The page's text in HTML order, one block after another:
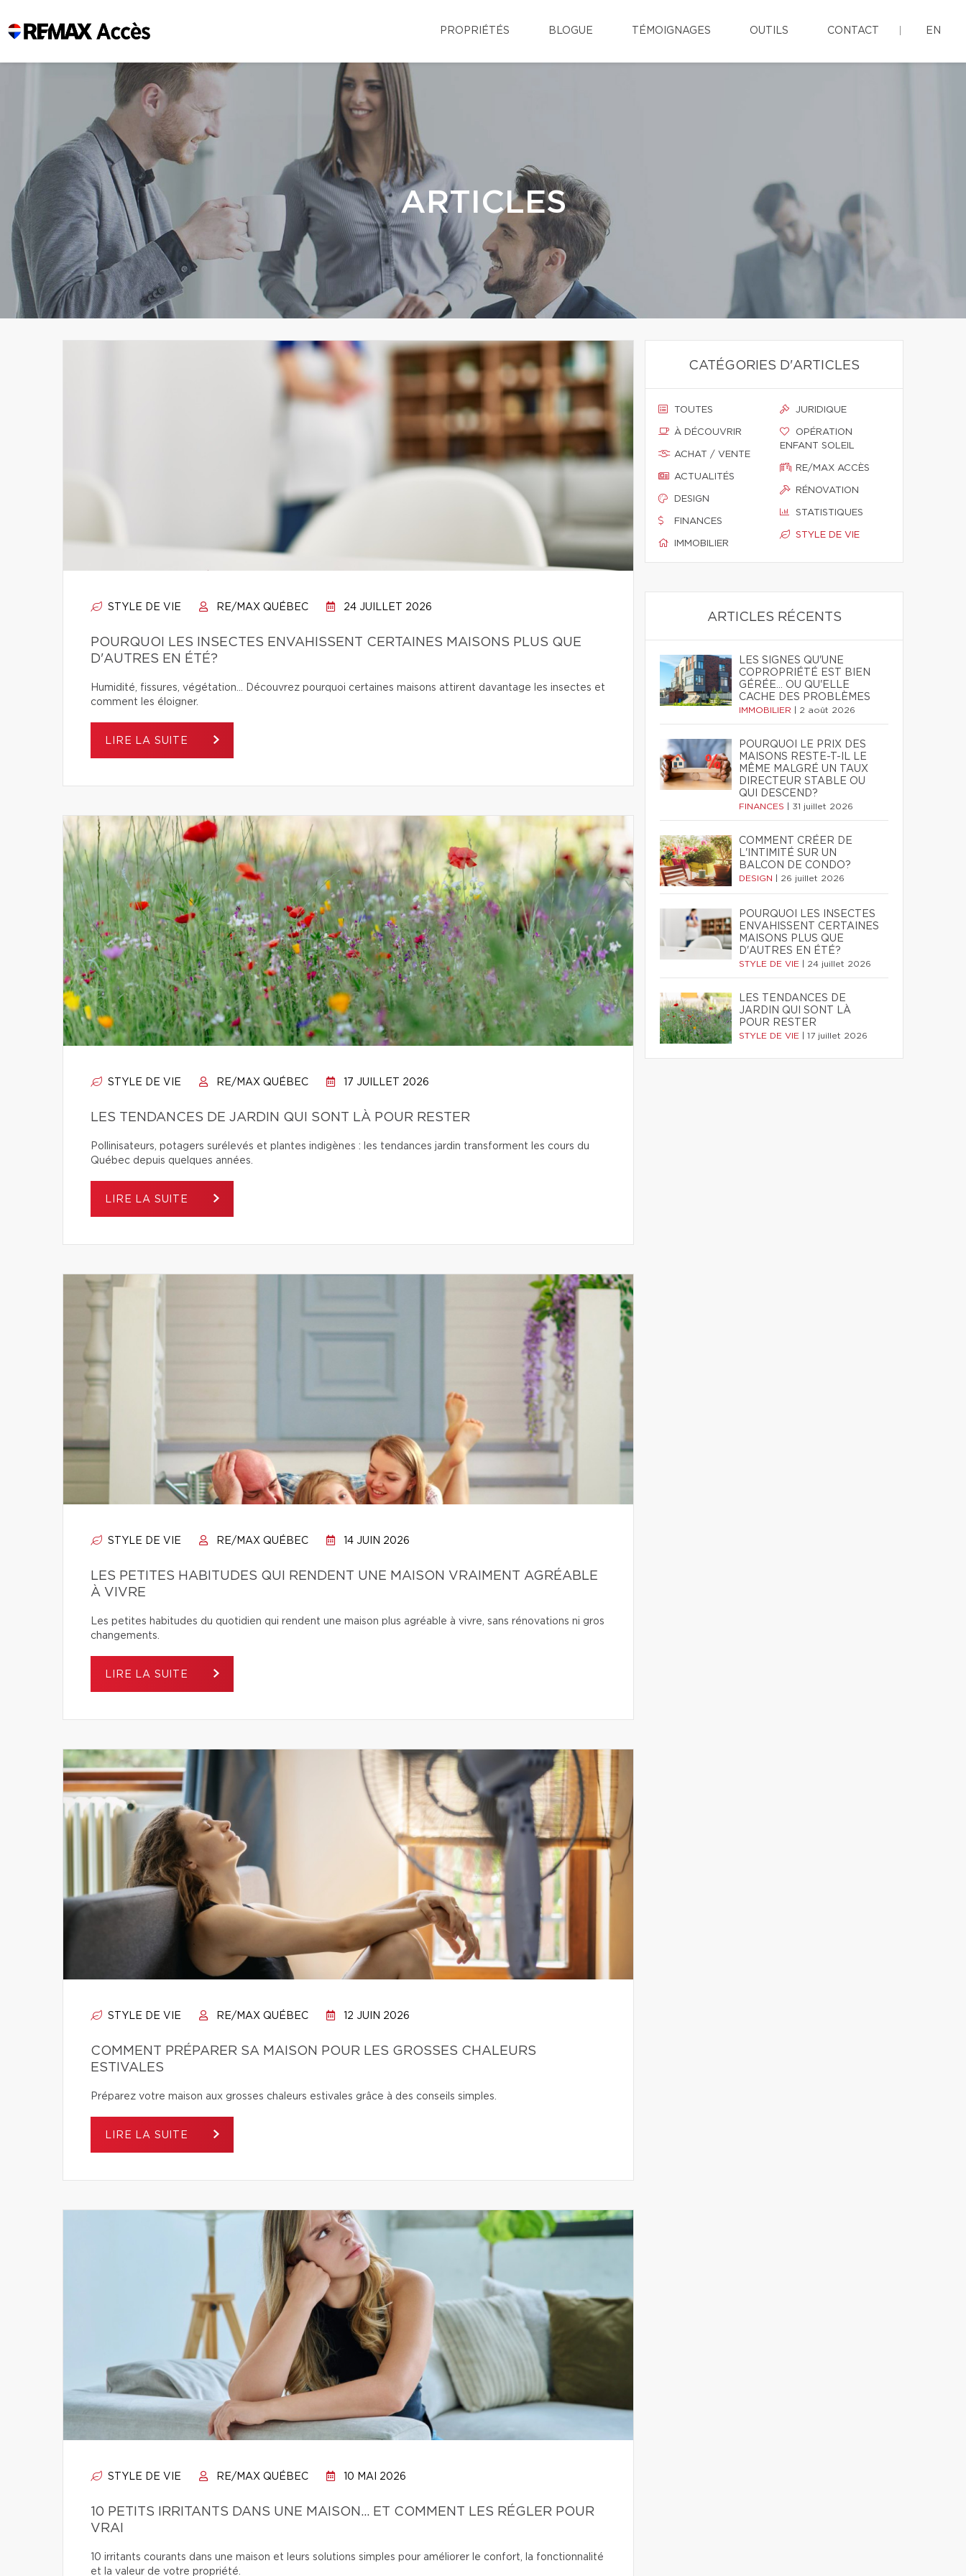
PROPRIÉTÉS BLOGUE TÉMOIGNAGES OUTILS CONTACT EN
ARTICLES
STYLE DE VIE RE/MAX QUÉBEC 24 JUILLET 2026
POURQUOI LES INSECTES ENVAHISSENT CERTAINES MAISONS PLUS QUE
D'AUTRES EN ÉTÉ?
Humidité, fissures, végétation… Découvrez pourquoi certaines maisons attirent davantage les insectes et
comment les éloigner.
LIRE LA SUITE
STYLE DE VIE RE/MAX QUÉBEC 17 JUILLET 2026
LES TENDANCES DE JARDIN QUI SONT LÀ POUR RESTER
Pollinisateurs, potagers surélevés et plantes indigènes : les tendances jardin transforment les cours du
Québec depuis quelques années.
LIRE LA SUITE
STYLE DE VIE RE/MAX QUÉBEC 14 JUIN 2026
LES PETITES HABITUDES QUI RENDENT UNE MAISON VRAIMENT AGRÉABLE
À VIVRE
Les petites habitudes du quotidien qui rendent une maison plus agréable à vivre, sans rénovations ni gros
changements.
LIRE LA SUITE
STYLE DE VIE RE/MAX QUÉBEC 12 JUIN 2026
COMMENT PRÉPARER SA MAISON POUR LES GROSSES CHALEURS
ESTIVALES
Préparez votre maison aux grosses chaleurs estivales grâce à des conseils simples.
LIRE LA SUITE
STYLE DE VIE RE/MAX QUÉBEC 10 MAI 2026
10 PETITS IRRITANTS DANS UNE MAISON… ET COMMENT LES RÉGLER POUR
VRAI
10 irritants courants dans une maison et leurs solutions simples pour améliorer le confort, la fonctionnalité
et la valeur de votre propriété.
CATÉGORIES D'ARTICLES
TOUTES
À DÉCOUVRIR
ACHAT / VENTE
ACTUALITÉS
DESIGN
FINANCES
IMMOBILIER
JURIDIQUE
ENFANT SOLEIL
RE/MAX ACCÈS
RÉNOVATION
STATISTIQUES
STYLE DE VIE
ARTICLES RÉCENTS
LES SIGNES QU'UNE
COPROPRIÉTÉ EST BIEN
GÉRÉE… OU QU'ELLE
CACHE DES PROBLÈMES
IMMOBILIER 2 août 2026
POURQUOI LE PRIX DES
MAISONS RESTE-T-IL LE
MÊME MALGRÉ UN TAUX
DIRECTEUR STABLE OU
QUI DESCEND?
FINANCES 31 juillet 2026
COMMENT CRÉER DE
L'INTIMITÉ SUR UN
BALCON DE CONDO?
DESIGN 26 juillet 2026
POURQUOI LES INSECTES
ENVAHISSENT CERTAINES
MAISONS PLUS QUE
D'AUTRES EN ÉTÉ?
STYLE DE VIE 24 juillet 2026
LES TENDANCES DE
JARDIN QUI SONT LÀ
POUR RESTER
STYLE DE VIE 17 juillet 2026